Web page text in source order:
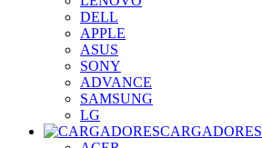
DELL
APPLE
ASUS
SONY
ADVANCE
SAMSUNG
LG
CARGADORES